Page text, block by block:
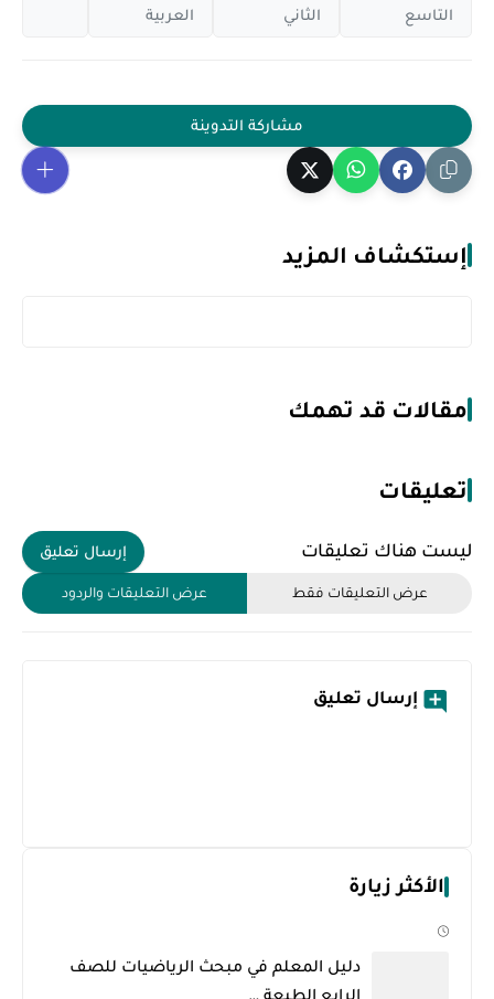
التاسع
الثاني
العربية
إستكشاف المزيد
مقالات قد تهمك
تعليقات
ليست هناك تعليقات إرسال تعليق
عرض التعليقات فقط عرض التعليقات والردود
إرسال تعليق
الأكثر زيارة
دليل المعلم في مبحث الرياضيات للصف
الرابع الطبعة …